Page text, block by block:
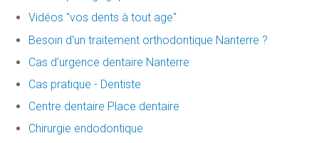
Vidéos "vos dents à tout age"
Besoin d'un traitement orthodontique Nanterre ?
Cas d’urgence dentaire Nanterre
Cas pratique - Dentiste
Centre dentaire Place dentaire
Chirurgie endodontique